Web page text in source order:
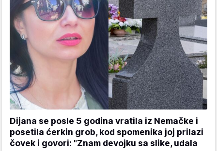
Dijana se posle 5 godina vratila iz Nemačke i
posetila ćerkin grob, kod spomenika joj prilazi
čovek i govori: "Znam devojku sa slike, udala